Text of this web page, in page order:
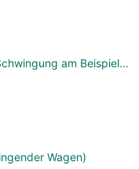
Mathematische Beschreibung einer Schwingung am Beispiel des horizontalen Federpendels
Wagen)